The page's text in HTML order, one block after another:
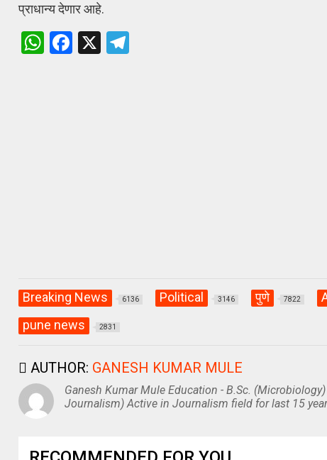
प्राधान्य देणार आहे.
W F
X
Breaking News 6136 Political 3146 पुणे 7822
pune news 2831
AUTHOR: GANESH KUMAR MULE
Ganesh Kumar Mule Education - B.Sc.
Journalism) Active in Journalism field for last 15